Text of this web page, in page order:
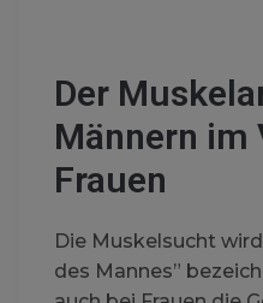
Der
Männern im
Frauen
Die Muskelsucht
des Mannes”